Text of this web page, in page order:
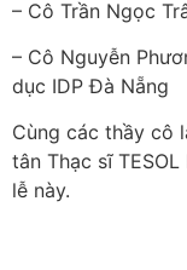
– Cô Trần Ngọc
– Cô Nguyễn
dục IDP Đà Nẵng
Cùng các thầy cô
tân Thạc sĩ
lễ này.